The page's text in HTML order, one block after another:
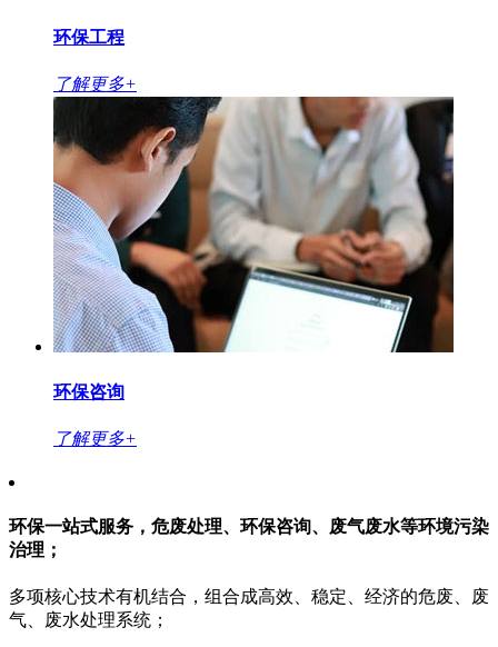
环保工程
了解更多+
环保咨询
了解更多+
环保一站式服务， 危废处理、环保咨询、废气废水等环境污染
治理；
多项核心技术有机结合，组合成高效、稳定、经济的危废、废
气、废水处理系统；